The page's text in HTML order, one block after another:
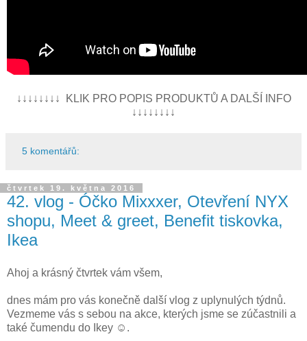
↓↓↓↓↓↓↓↓ KLIK PRO POPIS PRODUKTŮ A DALŠÍ INFO
↓↓↓↓↓↓↓↓
5 komentářů:
čtvrtek 19. května 2016
42. vlog - Óčko Mixxxer, Otevření NYX
shopu, Meet & greet, Benefit tiskovka,
Ikea
Ahoj a krásný čtvrtek vám všem,
dnes mám pro vás konečně další vlog z uplynulých týdnů.
Vezmeme vás s sebou na akce, kterých jsme se zúčastnili a
také čumendu do Ikey ☺.